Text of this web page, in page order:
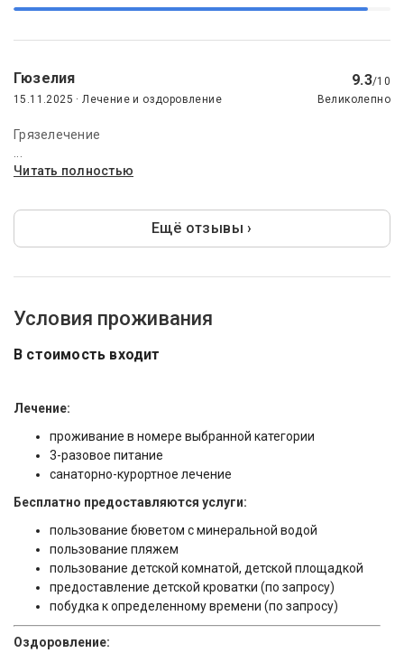
Гюзелия 9.3/10
15.11.2025 · Лечение и оздоровление
Великолепно
Грязелечение
...
Читать полностью
Ещё отзывы ›
Условия проживания
В стоимость входит
Лечение:
проживание в номере выбранной категории
3-разовое питание
санаторно-курортное лечение
Бесплатно предоставляются услуги:
пользование бюветом с минеральной водой
пользование пляжем
пользование детской комнатой, детской площадкой
предоставление детской кроватки (по запросу)
побудка к определенному времени (по запросу)
Оздоровление: